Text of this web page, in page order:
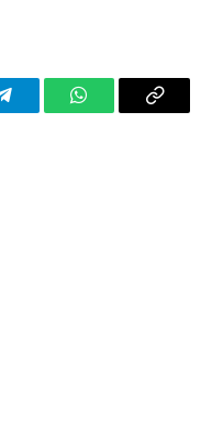
TelegramWhatsAppCopy